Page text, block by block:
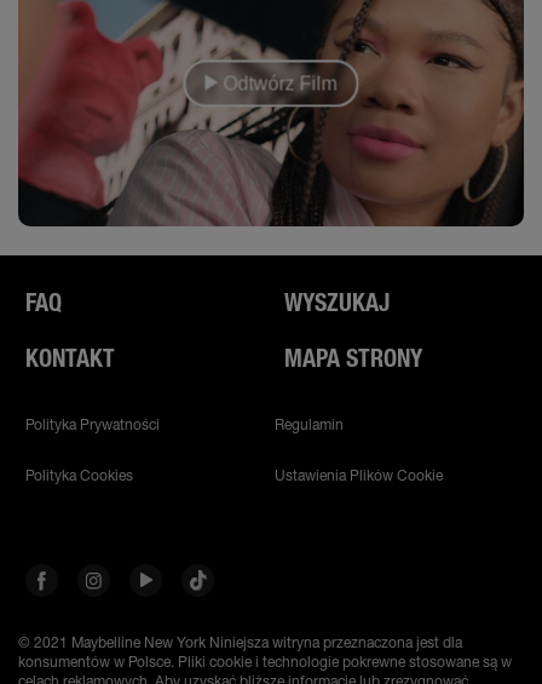
Odtwórz Film
FAQ
KONTAKT
WYSZUKAJ
MAPA STRONY
Polityka Prywatności Regulamin
Polityka Cookies Ustawienia Plików Cookie
© 2021 Maybelline New York Niniejsza witryna przeznaczona jest dla
konsumentów w Polsce. Pliki cookie i technologie pokrewne stosowane są w